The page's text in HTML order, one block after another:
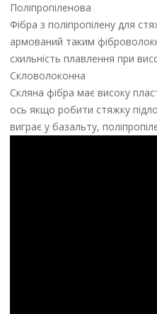
Поліпропіленова
Фібра з поліпропілену для
армований таким
схильність плавлення при
Скловолоконна
Скляна фібра має високу
ось якщо робити стяжку
виграє у базальту,